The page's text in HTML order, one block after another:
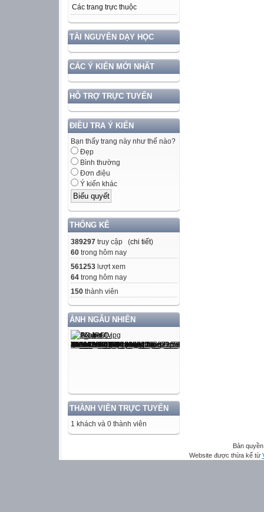
Các trang trực thuộc
TÀI NGUYÊN DẠY HỌC
CÁC Ý KIẾN MỚI NHẤT
HỖ TRỢ TRỰC TUYẾN
ĐIỀU TRA Ý KIẾN
Bạn thấy trang này như thế nào?
Đẹp
Bình thường
Đơn điệu
Ý kiến khác
THỐNG KÊ
389297 truy cập (chi tiết)
60 trong hôm nay
561253 lượt xem
64 trong hôm nay
150 thành viên
ẢNH NGẪU NHIÊN
THÀNH VIÊN TRỰC TUYẾN
1 khách và 0 thành viên
Bản
Website được thừa kế từ